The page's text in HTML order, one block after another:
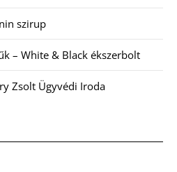
szirup
– White & Black ékszerbolt
Zsolt Ügyvédi Iroda